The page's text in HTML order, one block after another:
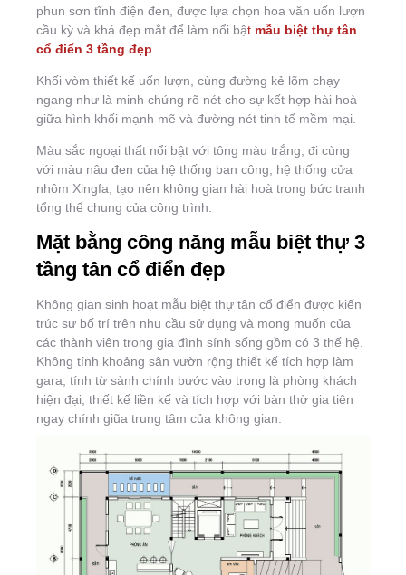
phun sơn tĩnh điện đen, được lựa chọn hoa văn uốn lượn
cầu kỳ và khá đẹp mắt để làm nổi bật mẫu biệt thự tân
cổ điển 3 tầng đẹp
Khối vòm thiết kế uốn lượn, cùng đường kẻ lõm chạy
ngang như là minh chứng rõ nét cho sự kết hợp hài hoà
giữa hình khối mạnh mẽ và đường nét tinh tế mềm mại.
Màu sắc ngoại thất nổi bật với tông màu trắng, đi cùng
với màu nâu đen của hệ thống ban công, hệ thống cửa
nhôm Xingfa, tạo nên không gian hài hoà trong bức tranh
tổng thể chung của công trình.
Mặt bằng công năng mẫu biệt thự 3
tầng tân cổ điển đẹp
Không gian sinh hoạt mẫu biệt thự tân cổ điển được kiến
trúc sư bố trí trên nhu cầu sử dụng và mong muốn của
các thành viên trong gia đình sính sống gồm có 3 thế hệ.
Không tính khoảng sân vườn rộng thiết kế tích hợp làm
gara, tính từ sảnh chính bước vào trong là phòng khách
hiện đại, thiết kế liền kế và tích hợp với bàn thờ gia tiên
ngay chính giũa trung tâm của không gian.